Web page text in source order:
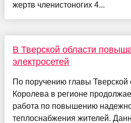
жертв членистоногих 4...
В Тверской области
электросетей
По поручению главы Тверской
Королева в регионе
работа по повышению
теплоснабжения жителей.